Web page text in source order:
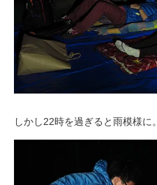
しかし22時を過ぎると雨模様に。